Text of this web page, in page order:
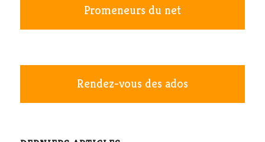
Promeneurs du net
Rendez-vous des ados